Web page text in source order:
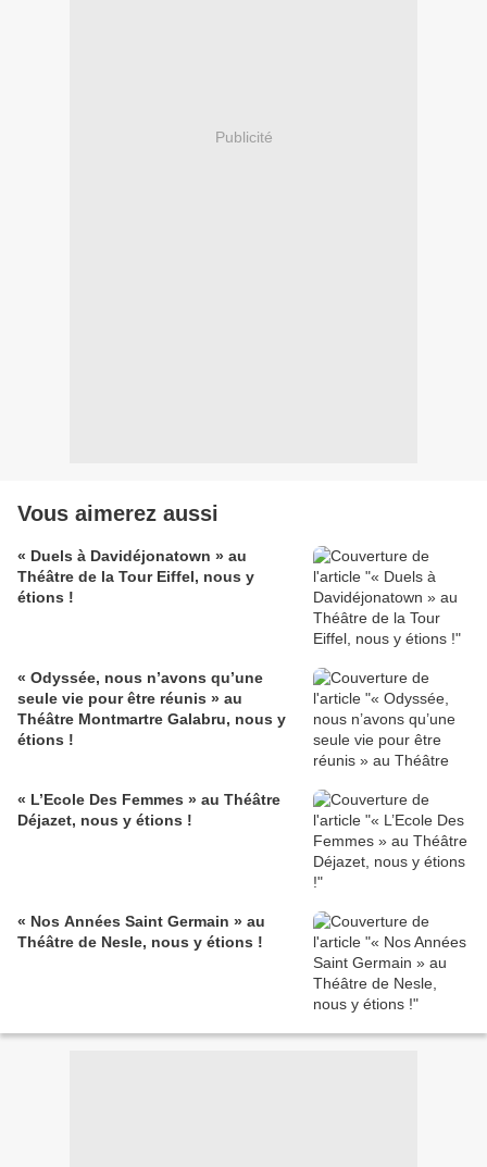
Publicité
Vous aimerez aussi
« Duels à Davidéjonatown » au
Théâtre de la Tour Eiffel, nous y
étions !
« Odyssée, nous n’avons qu’une
seule vie pour être réunis » au
Théâtre Montmartre Galabru, nous y
étions !
« L’Ecole Des Femmes » au Théâtre
Déjazet, nous y étions !
« Nos Années Saint Germain » au
Théâtre de Nesle, nous y étions !